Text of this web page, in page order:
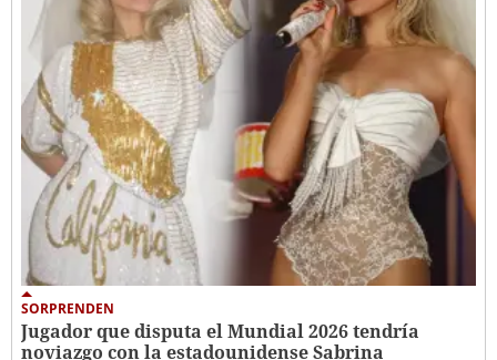
SORPRENDEN
Jugador que disputa el Mundial 2026 tendría
noviazgo con la estadounidense Sabrina